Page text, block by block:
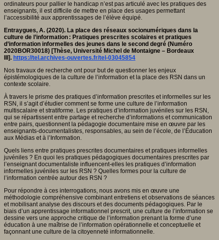
ordinateurs pour pallier le handicap n’est pas articulé avec les pratiques des
enseignants, il est difficile de mettre en place des usages permettant
l’accessibilité aux apprentissages de l’élève équipé.
Entraygues, A. (2020). La place des réseaux socionumériques dans la
culture de l’information : Pratiques prescrites scolaires et pratiques
d’information informelles des jeunes dans le second degré (Numéro
2020BOR30018) [Thèse, Université Michel de Montaigne – Bordeaux
III]. https://tel.archives-ouvertes.fr/tel-03045854
Nos travaux de recherche ont pour but de questionner les enjeux
épistémologiques de la culture de l’information et la place des RSN dans un
contexte scolaire.
À travers le prisme des pratiques d’information prescrites et informelles sur les
RSN, il s’agit d’étudier comment se forme une culture de l’information
multiscalaire et stratiforme. Les pratiques d’information juvéniles sur les RSN,
qui se répartissent entre partage et recherche d’informations et communication
entre pairs, questionnent la pédagogie documentaire mise en œuvre par les
enseignants-documentalistes, responsables, au sein de l’école, de l’Éducation
aux Médias et à l’Information.
Quels liens entre pratiques prescrites documentaires et pratiques informelles
juvéniles ? En quoi les pratiques pédagogiques documentaires prescrites par
l’enseignant documentaliste influencent-elles les pratiques d’information
informelles juvéniles sur les RSN ? Quelles formes pour la culture de
l’information centrée autour des RSN ?
Pour répondre à ces interrogations, nous avons mis en œuvre une
méthodologie compréhensive combinant entretiens et observations de séances
et mobilisant analyse des discours et des documents pédagogiques. Par le
biais d’un apprentissage informationnel prescrit, une culture de l’information se
dessine vers une approche critique de l’information prenant la forme d’une
éducation à une maîtrise de l’information opérationnelle et conceptuelle et
façonnant une culture de la citoyenneté informationnelle.